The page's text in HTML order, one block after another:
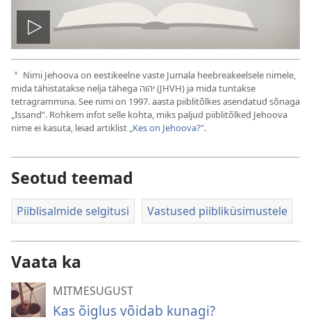
Esita
a Nimi Jehoova on eestikeelne vaste Jumala heebreakeelsele nimele,
mida tähistatakse nelja tähega יהוה (JHVH) ja mida tuntakse
tetragrammina.‏ See nimi on 1997. aasta piiblitõlkes asendatud sõnaga
„Issand”. Rohkem infot selle kohta, miks paljud piiblitõlked Jehoova
nime ei kasuta, leiad artiklist „Kes on Jehoova?”.
Seotud teemad
Piiblisalmide selgitusi Vastused piibliküsimustele
Vaata ka
MITMESUGUST
Kas õiglus võidab kunagi?